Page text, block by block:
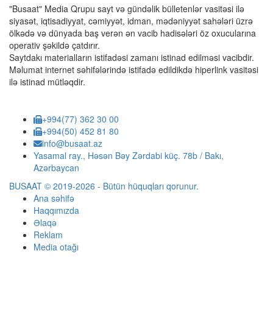
"Busaat" Media Qrupu sayt və gündəlik bülletenlər vasitəsi ilə
siyasət, iqtisadiyyat, cəmiyyət, idman, mədəniyyət sahələri üzrə
ölkədə və dünyada baş verən ən vacib hadisələri öz oxucularına
operativ şəkildə çatdırır.
Saytdakı materialların istifadəsi zamanı istinad edilməsi vacibdir.
Məlumat internet səhifələrində istifadə edildikdə hiperlink vasitəsi
ilə istinad mütləqdir.
+994(77) 362 30 00
+994(50) 452 81 80
info@busaat.az
Yasamal ray., Həsən Bəy Zərdabi küç. 78b / Bakı,
Azərbaycan
BUSAAT © 2019-2026 - Bütün hüquqları qorunur.
Ana səhifə
Haqqımızda
Əlaqə
Reklam
Media otağı